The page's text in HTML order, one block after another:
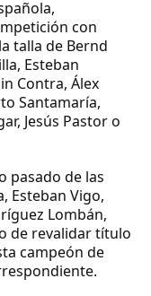
con
talla de Bernd
Esteban
Contra, Álex
Santamaría,
Jesús Pastor o
pasado de las
Esteban Vigo,
Lombán,
de revalidar título
campeón de